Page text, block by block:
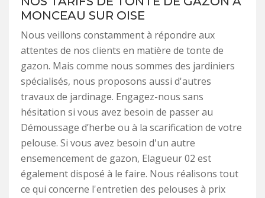
MONCEAU SUR OISE
Nous veillons constamment à répondre aux
attentes de nos clients en matière de tonte de
gazon. Mais comme nous sommes des jardiniers
spécialisés, nous proposons aussi d'autres
travaux de jardinage. Engagez-nous sans
hésitation si vous avez besoin de passer au
Démoussage d’herbe ou à la scarification de votre
pelouse. Si vous avez besoin d'un autre
ensemencement de gazon, Elagueur 02 est
également disposé à le faire. Nous réalisons tout
ce qui concerne l'entretien des pelouses à prix